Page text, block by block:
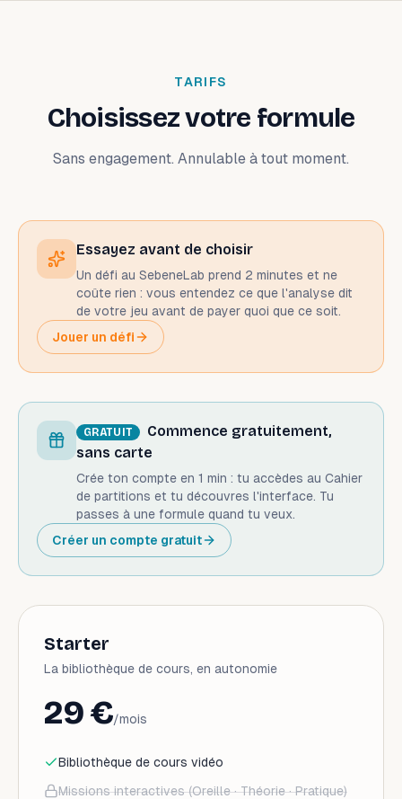
TARIFS
Choisissez votre formule
Sans engagement. Annulable à tout moment.
Essayez avant de choisir
Un défi au SebeneLab prend 2 minutes et ne
coûte rien : vous entendez ce que l'analyse dit
de votre jeu avant de payer quoi que ce soit.
Jouer un défi
GRATUIT
Commence gratuitement,
sans carte
Crée ton compte en 1 min : tu accèdes au Cahier
de partitions et tu découvres l'interface. Tu
passes à une formule quand tu veux.
Créer un compte gratuit
Starter
La bibliothèque de cours, en autonomie
29 €/mois
Bibliothèque de cours vidéo
Missions interactives (Oreille · Théorie · Pratique)